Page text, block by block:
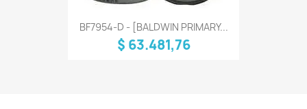
BF7954-D - [BALDWIN PRIMARY...
$ 63.481,76